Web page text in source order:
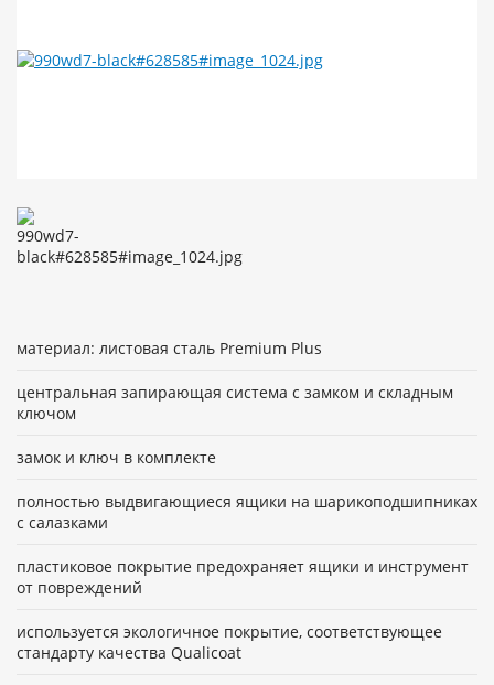
материал: листовая сталь Premium Plus
центральная запирающая система с замком и складным
ключом
замок и ключ в комплекте
полностью выдвигающиеся ящики на шарикоподшипниках
с салазками
пластиковое покрытие предохраняет ящики и инструмент
от повреждений
используется экологичное покрытие, соответствующее
стандарту качества Qualicoat